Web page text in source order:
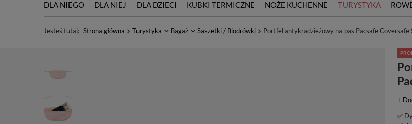
DLA NIEGO DLA NIEJ DLA DZIECI KUBKI TERMICZNE NOŻE KUCHENNE TURYSTYKA
Jesteś tutaj: Strona główna Turystyka Bagaż Saszetki / Biodrówki Portfel antykradzieżowy na pas Pacsafe
+
✅